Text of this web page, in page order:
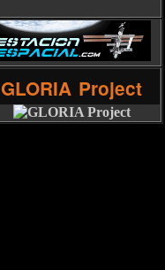
GLORIA Project